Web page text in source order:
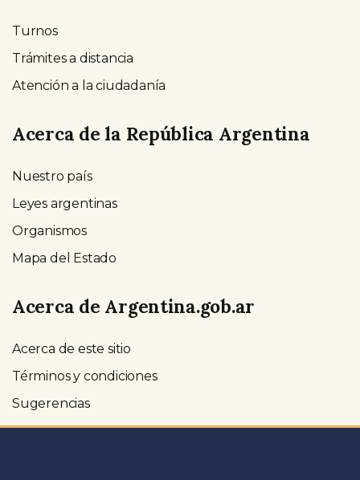
Turnos
Trámites a distancia
Atención a la ciudadanía
Acerca de la República Argentina
Nuestro país
Leyes argentinas
Organismos
Mapa del Estado
Acerca de Argentina.gob.ar
Acerca de este sitio
Términos y condiciones
Sugerencias